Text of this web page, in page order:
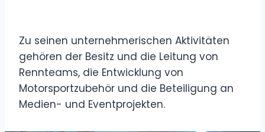
Zu seinen unternehmerischen Aktivitäten
gehören der Besitz und die Leitung von
Rennteams, die Entwicklung von
Motorsportzubehör und die Beteiligung an
Medien- und Eventprojekten.